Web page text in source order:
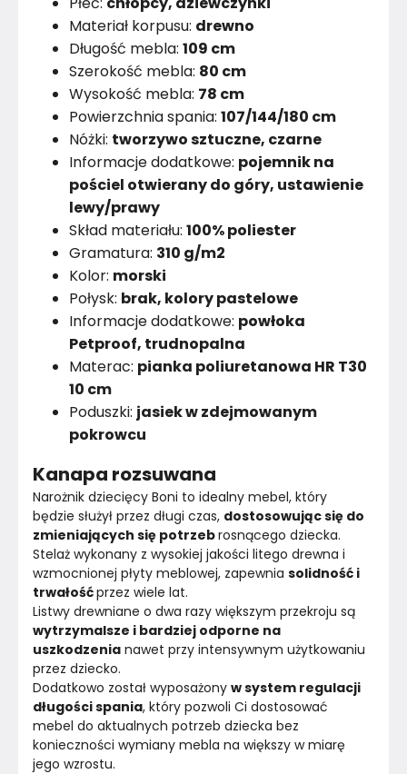
Materiał korpusu: drewno
Długość mebla: 109 cm
Szerokość mebla: 80 cm
Wysokość mebla: 78 cm
Powierzchnia spania: 107/144/180 cm
Nóżki: tworzywo sztuczne, czarne
Informacje dodatkowe: pojemnik na
pościel otwierany do góry, ustawienie
lewy/prawy
Skład materiału: 100% poliester
Gramatura: 310 g/m2
Kolor: morski
Połysk: brak, kolory pastelowe
Informacje dodatkowe: powłoka
Petproof, trudnopalna
Materac: pianka poliuretanowa HR T30
10 cm
Poduszki: jasiek w zdejmowanym
pokrowcu
Kanapa rozsuwana
Narożnik dziecięcy Boni to idealny mebel, który
będzie służył przez długi czas, dostosowując się do
zmieniających się potrzeb rosnącego dziecka.
Stelaż wykonany z wysokiej jakości litego drewna i
wzmocnionej płyty meblowej, zapewnia solidność i
trwałość przez wiele lat.
Listwy drewniane o dwa razy większym przekroju są
wytrzymalsze i bardziej odporne na
uszkodzenia nawet przy intensywnym użytkowaniu
przez dziecko.
Dodatkowo został wyposażony w system regulacji
długości spania, który pozwoli Ci dostosować
mebel do aktualnych potrzeb dziecka bez
konieczności wymiany mebla na większy w miarę
jego wzrostu.